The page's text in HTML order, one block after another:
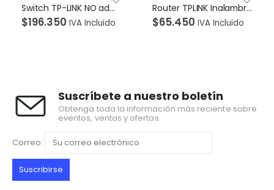
$65.450 IVA Incluido $130.900 IVA Incluido
Suscríbete a nuestro boletín
Obtenga toda la información más reciente sobre
eventos, ventas y ofertas.
Correo: